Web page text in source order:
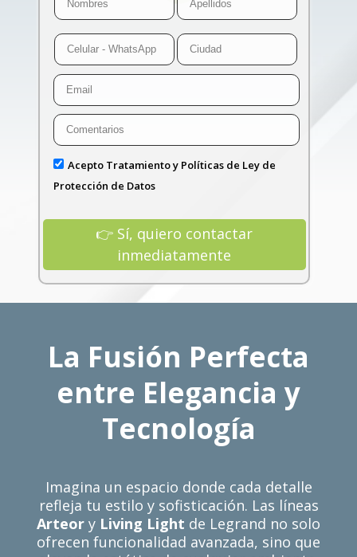
Acepto Tratamiento y Políticas de Ley de
Protección de Datos
La Fusión Perfecta
entre Elegancia y
Tecnología
Imagina un espacio donde cada detalle
refleja tu estilo y sofisticación. Las líneas
Arteor y Living Light de Legrand no solo
ofrecen funcionalidad avanzada, sino que